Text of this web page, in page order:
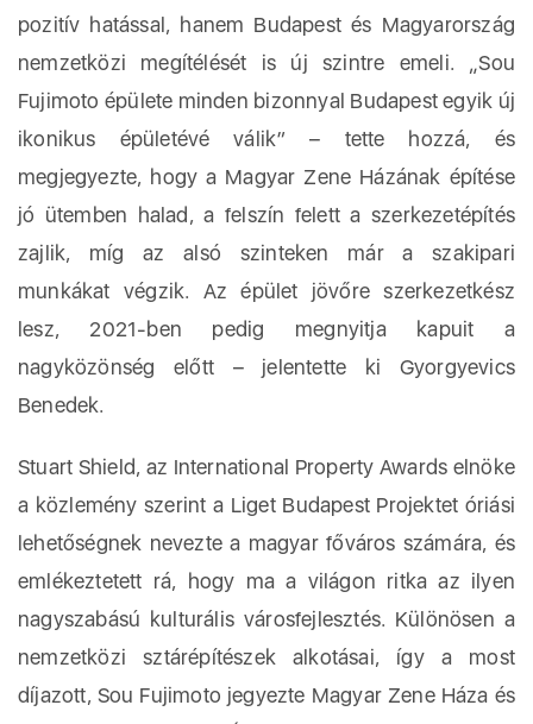
pozitív hatással, hanem Budapest és Magyarország
nemzetközi megítélését is új szintre emeli. „Sou
Fujimoto épülete minden bizonnyal Budapest egyik új
ikonikus épületévé válik” – tette hozzá, és
megjegyezte, hogy a Magyar Zene Házának építése
jó ütemben halad, a felszín felett a szerkezetépítés
zajlik, míg az alsó szinteken már a szakipari
munkákat végzik. Az épület jövőre szerkezetkész
lesz, 2021-ben pedig megnyitja kapuit a
nagyközönség előtt – jelentette ki Gyorgyevics
Benedek.
Stuart Shield, az International Property Awards elnöke
a közlemény szerint a Liget Budapest Projektet óriási
lehetőségnek nevezte a magyar főváros számára, és
emlékeztetett rá, hogy ma a világon ritka az ilyen
nagyszabású kulturális városfejlesztés. Különösen a
nemzetközi sztárépítészek alkotásai, így a most
díjazott, Sou Fujimoto jegyezte Magyar Zene Háza és